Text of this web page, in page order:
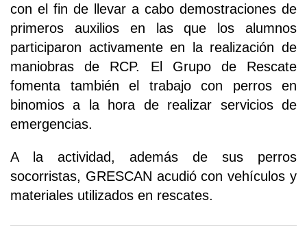
con el fin de llevar a cabo demostraciones de
primeros auxilios en las que los alumnos
participaron activamente en la realización de
maniobras de RCP. El Grupo de Rescate
fomenta también el trabajo con perros en
binomios a la hora de realizar servicios de
emergencias.
A la actividad, además de sus perros
socorristas, GRESCAN acudió con vehículos y
materiales utilizados en rescates.